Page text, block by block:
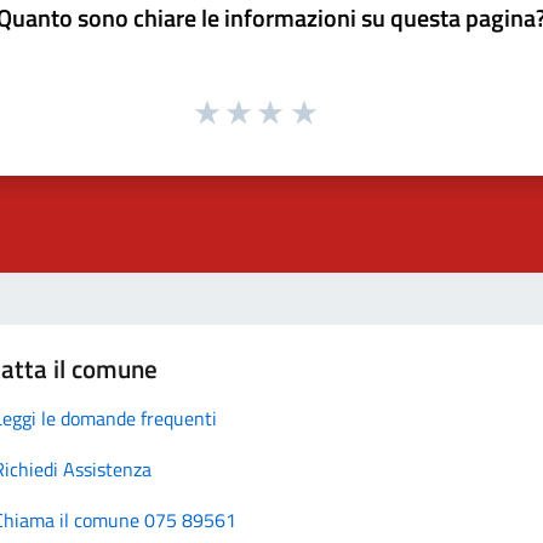
sono chiare le informazioni su questa
il comune
le domande frequenti
Assistenza
il comune 075 89561